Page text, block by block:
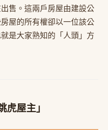
售。這兩戶房屋由建設公
屋的所有權卻以一位該公
是大家熟知的「人頭」方
虎屋主」